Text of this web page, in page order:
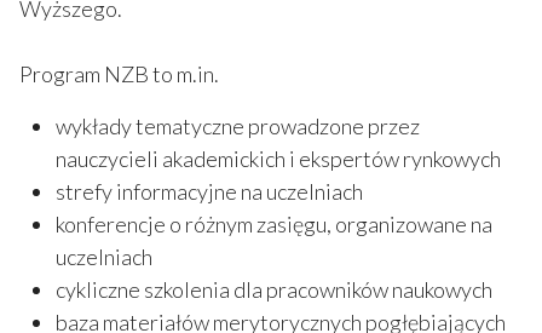
Wyższego.
Program NZB to m.in.
wykłady tematyczne prowadzone przez
nauczycieli akademickich i ekspertów rynkowych
strefy informacyjne na uczelniach
konferencje o różnym zasięgu, organizowane na
uczelniach
cykliczne szkolenia dla pracowników naukowych
baza materiałów merytorycznych pogłębiających